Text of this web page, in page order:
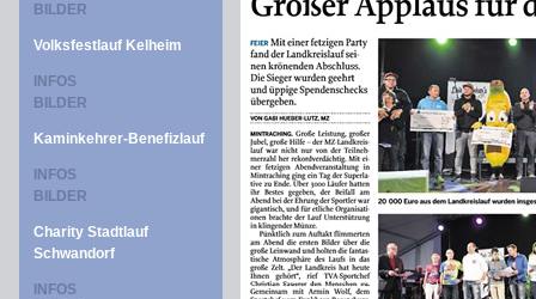
BILDER
Volksfestlauf Kelheim
INFOS
BILDER
Kaminkehrer-Benefizlauf
INFOS
BILDER
Charity Stadtlauf
Schwandorf
INFOS